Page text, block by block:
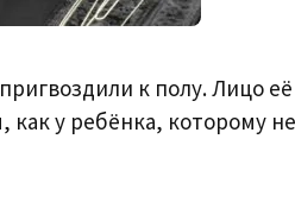
к полу. Лицо
у ребёнка, которому не